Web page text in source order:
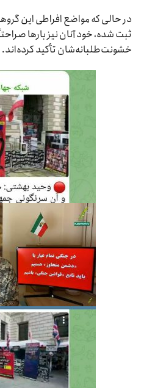
در حالی که مواضع افراطی این
ثبت شده، خود آنان نیز بارها
خشونت‌طلبانه‌شان تأکید کرده‌اند.